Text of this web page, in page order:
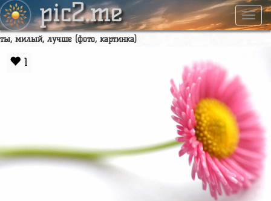
pic2.me
ты, милый, лучше (фото, картинка)
1